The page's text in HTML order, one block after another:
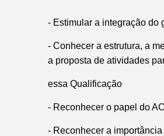
- Estimular a integração do
- Conhecer a estrutura, a
a proposta de atividades
essa Qualificação
- Reconhecer o papel do
- Reconhecer a importância